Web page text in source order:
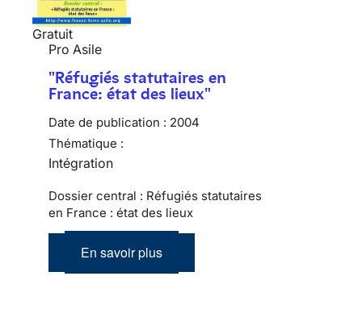
Gratuit
Pro Asile
"Réfugiés statutaires en
France: état des lieux"
Date de publication : 2004
Thématique :
Intégration
Dossier central : Réfugiés statutaires
en France : état des lieux
En savoir plus